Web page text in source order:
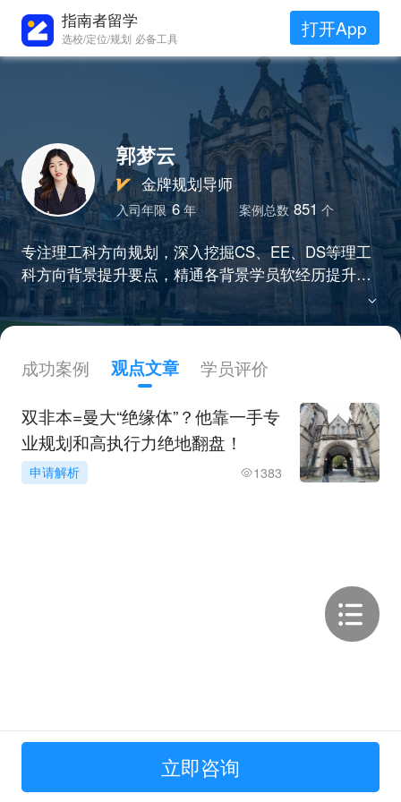
指南者留学
选校/定位/规划 必备工具 打开App
郭梦云
金牌规划导师
入司年限 6年 案例总数 851 个
专注理工科方向规划，深入挖掘CS、EE、DS等理工
科方向背景提升要点，精通各背景学员软经历提升路
径。所带学员于规划期发表SCI、EI等多类核心期刊
论文，获得国赛、ACM程序设计大赛、iGEM 国际基
0%。
成功案例 观点文章 学员评价
双非本=曼大“绝缘体”？他靠一手专
业规划和高执行力绝地翻盘！
申请解析 1383
立即咨询